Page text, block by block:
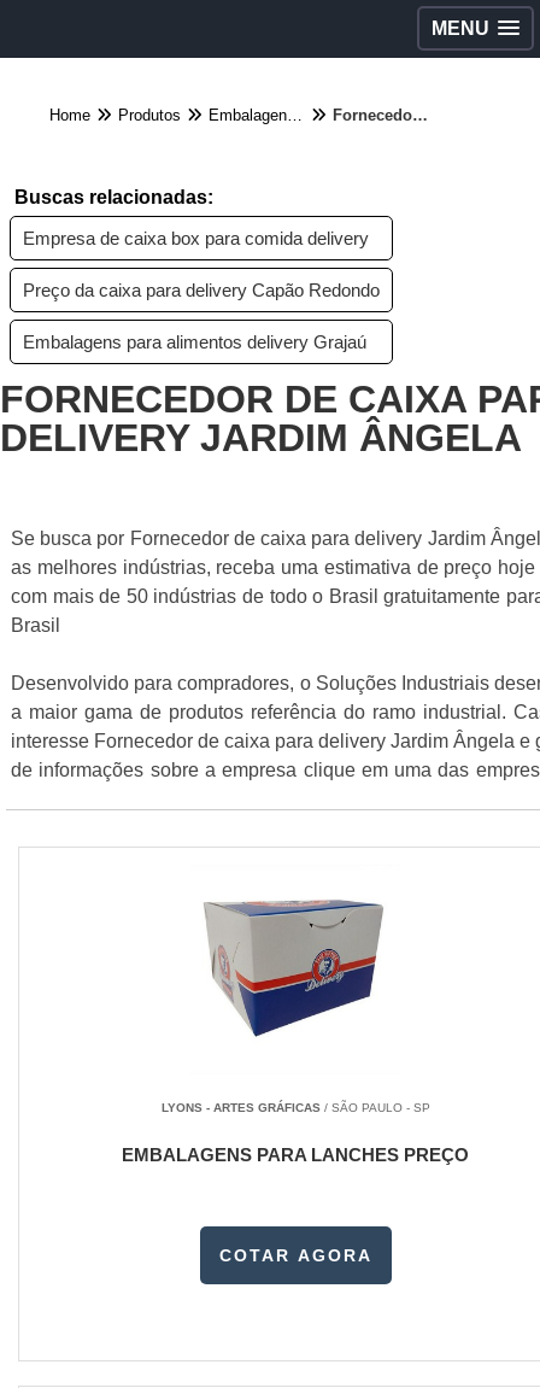
MENU
Home Produtos Embalagens diversas - Categoria Fornecedor de caixa para delivery Jardim Ângela
Buscas relacionadas:
Empresa de caixa box para comida delivery
Preço da caixa para delivery Capão Redondo
Embalagens para alimentos delivery Grajaú
FORNECEDOR DE CAIXA
DELIVERY JARDIM ÂNGELA
Se busca por Fornecedor de caixa para delivery Jardim
as melhores indústrias, receba uma estimativa de preço hoje
com mais de 50 indústrias de todo o Brasil gratuitamente
Brasil
Desenvolvido para compradores, o Soluções Industriais
a maior gama de produtos referência do ramo industrial.
interesse Fornecedor de caixa para delivery Jardim Ângela e
de informações sobre a empresa clique em uma das
LYONS - ARTES GRÁFICAS/ SÃO PAULO - SP
EMBALAGENS PARA LANCHES PREÇO
COTAR AGORA